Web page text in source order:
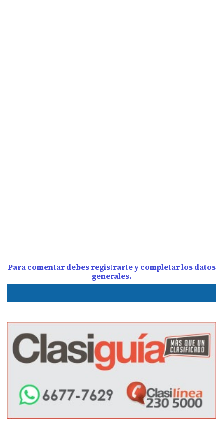
Para comentar debes registrarte y completar los datos
generales.